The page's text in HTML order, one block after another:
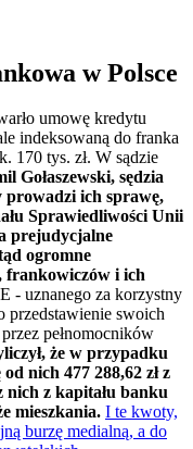
w Polsce
umowę kredytu
indeksowaną do franka
170 tys. zł. W sądzie
Gołaszewski, sędzia
prowadzi ich sprawę,
Sprawiedliwości Unii
prejudycjalne
ogromne
frankowiczów i ich
- uznanego za korzystny
przedstawienie swoich
pełnomocników
że w przypadku
nich 477 288,62 zł z
nich z kapitału banku
mieszkania. I te kwoty,
burzę medialną, a do